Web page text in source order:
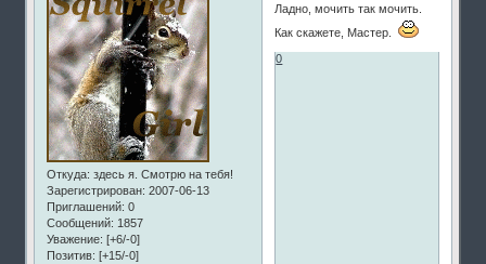
Откуда: здесь я. Смотрю на тебя!
Зарегистрирован: 2007-06-13
Приглашений: 0
Сообщений: 1857
Уважение: [+6/-0]
Позитив: [+15/-0]
Ладно, мочить так мочить.
Как скажете, Мастер.
0